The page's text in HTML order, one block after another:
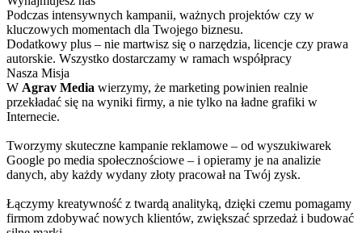
Podczas intensywnych kampanii, ważnych projektów czy w
kluczowych momentach dla Twojego biznesu.
Dodatkowy plus – nie martwisz się o narzędzia, licencje czy prawa
autorskie. Wszystko dostarczamy w ramach współpracy
Nasza Misja
W Agrav Media wierzymy, że marketing powinien realnie
przekładać się na wyniki firmy, a nie tylko na ładne grafiki w
Internecie.
Tworzymy skuteczne kampanie reklamowe – od wyszukiwarek
Google po media społecznościowe – i opieramy je na analizie
danych, aby każdy wydany złoty pracował na Twój zysk.
Łączymy kreatywność z twardą analityką, dzięki czemu pomagamy
firmom zdobywać nowych klientów, zwiększać sprzedaż i budować